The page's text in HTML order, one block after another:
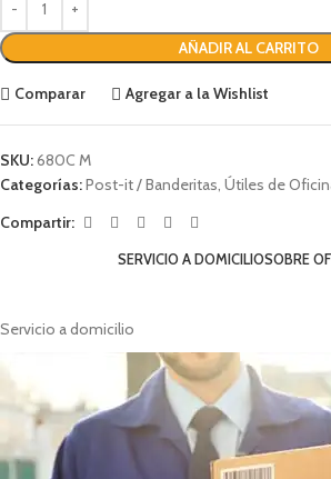
AÑADIR AL CARRITO
Comparar Agregar a la Wishlist
SKU:680C M
Categorías:Post-it / Banderitas, Útiles de
Compartir:
SERVICIO A DOMICILIOSOBRE
Servicio a domicilio